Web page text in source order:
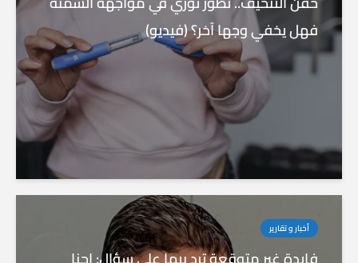
فهل يخفي وجها آخر؟ (فيديو)
أخبار و تقارير